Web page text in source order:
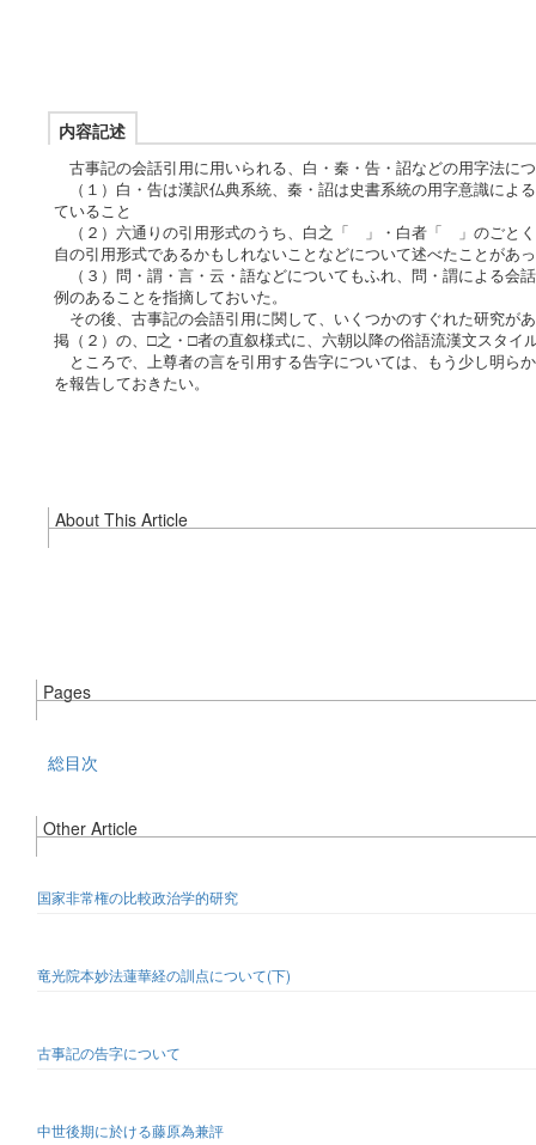
内容記述
古事記の会話引用に用いられる、白・秦・告・詔などの用字法に
（１）白・告は漢訳仏典系統、秦・詔は史書系統の用字意識によ
ていること
（２）六通りの引用形式のうち、白之「 」・白者「 」のごとく
自の引用形式であるかもしれないことなどについて述べたことがあ
（３）問・謂・言・云・語などについてもふれ、問・謂による会
例のあることを指摘しておいた。
その後、古事記の会語引用に関して、いくつかのすぐれた研究が
掲（２）の、□之・□者の直叙様式に、六朝以降の俗語流漢文スタ
ところで、上尊者の言を引用する告字については、もう少し明ら
を報告しておきたい。
About This Article
Pages
総目次
Other Article
国家非常権の比較政治学的研究
竜光院本妙法蓮華経の訓点について(下)
古事記の告字について
中世後期に於ける藤原為兼評